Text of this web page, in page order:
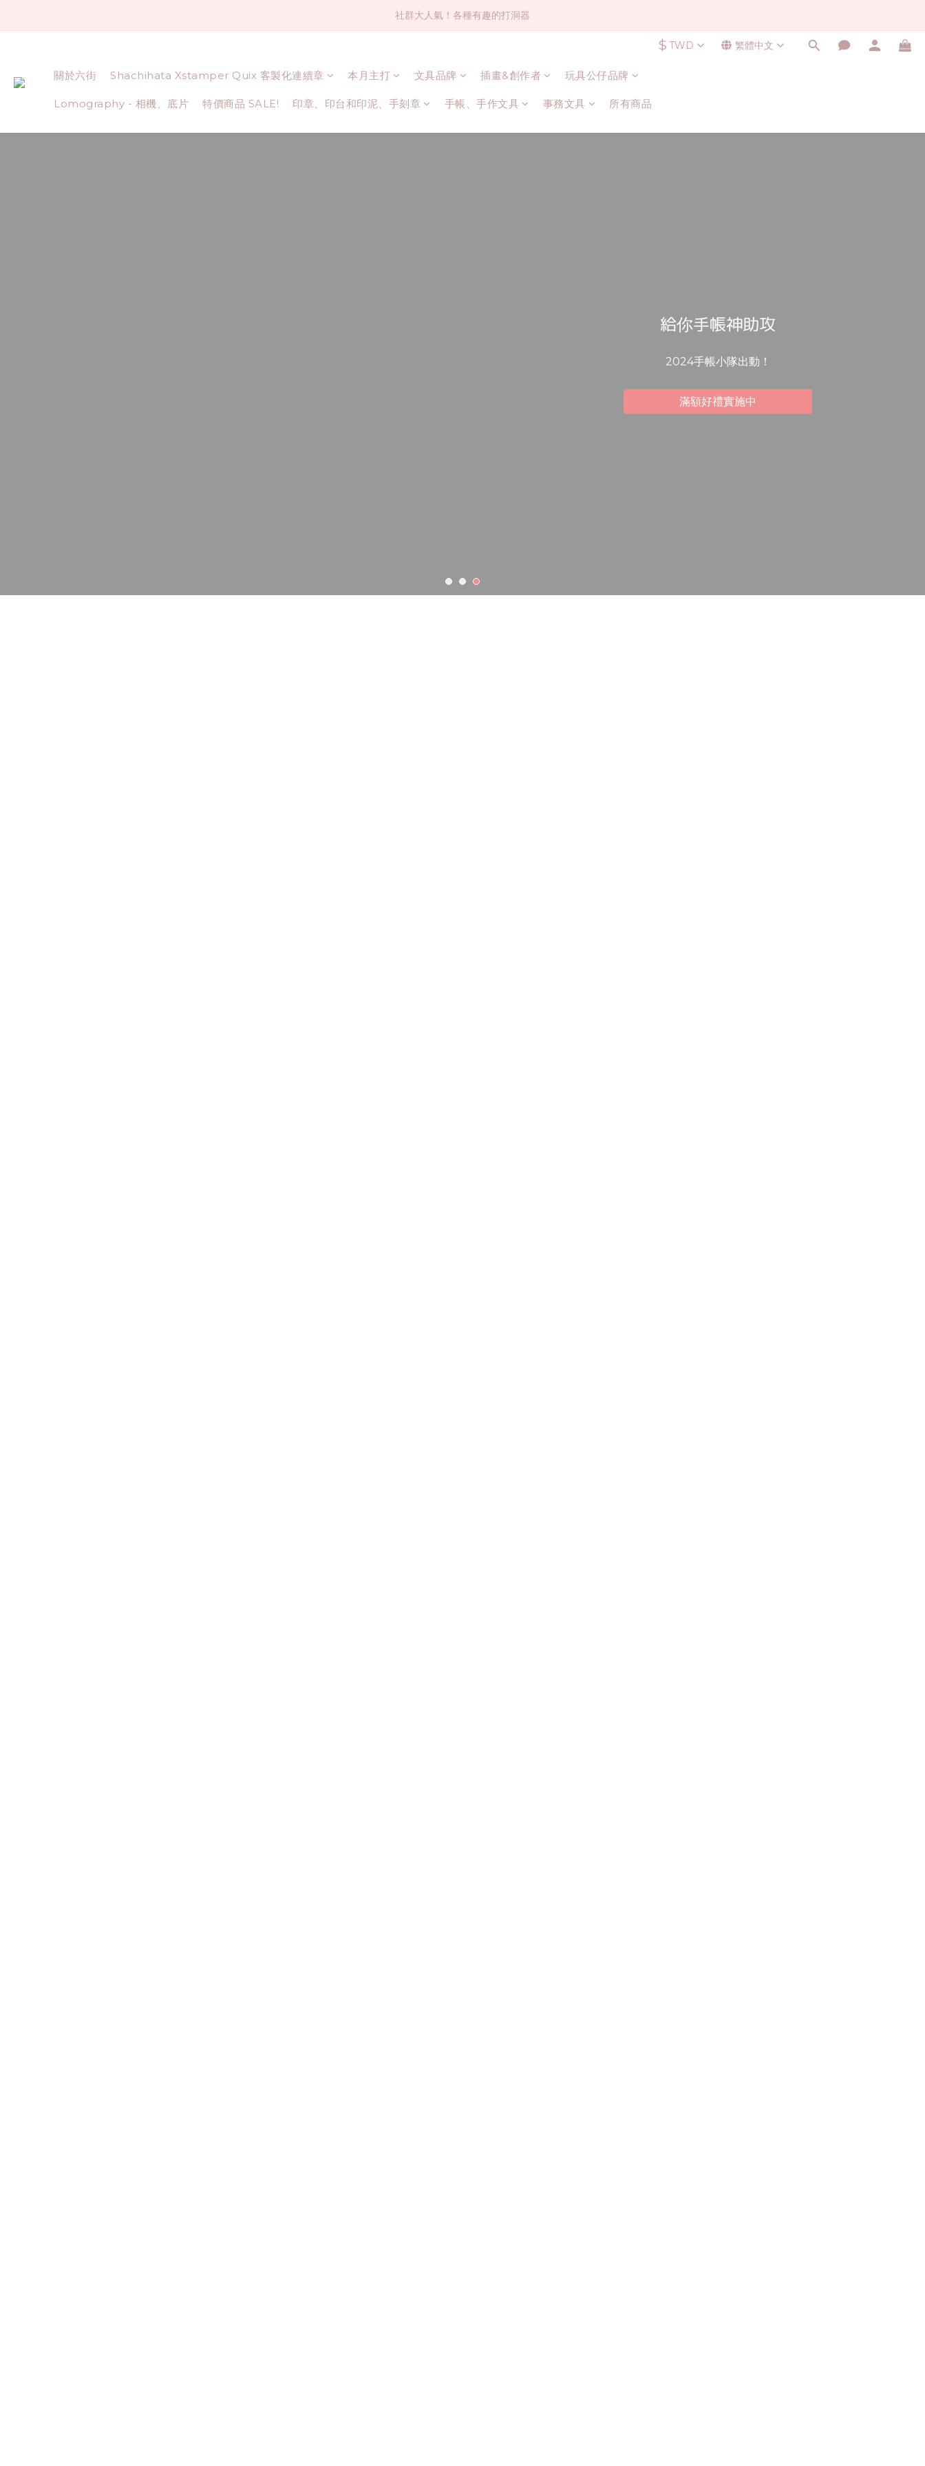
社群大人氣！各種有趣的打洞器
社群大人氣！各種有趣的打洞器
全店$1500免運(台灣地區)
社群大人氣！各種有趣的打洞器
$ TWD 繁體中文
關於六街 Shachihata Xstamper Quix 客製化連續章 本月主打 文具品牌 插畫&創作者 玩具公仔品牌
Lomography - 相機、底片 特價商品 SALE! 印章、印台和印泥、手刻章 手帳、手作文具 事務文具 所有商品
給你手帳神助攻
2024手帳小隊出動！
滿額好禮實施中